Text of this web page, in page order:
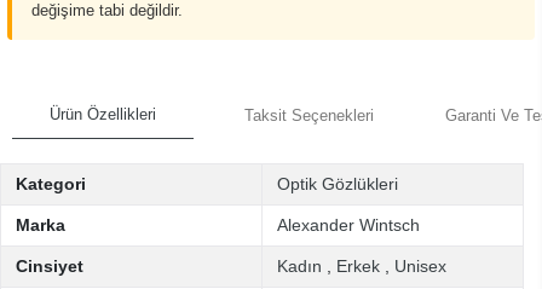
değişime tabi değildir.
Ürün Özellikleri Taksit Seçenekleri Garanti Ve
Kategori Optik Gözlükleri
Marka Alexander Wintsch
Cinsiyet Kadın Erkek Unisex